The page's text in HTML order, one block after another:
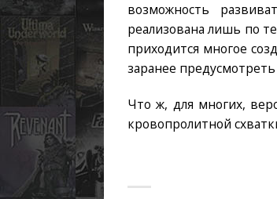
возможность
реализована лишь по
приходится многое
заранее
Что ж, для многих,
кровопролитной